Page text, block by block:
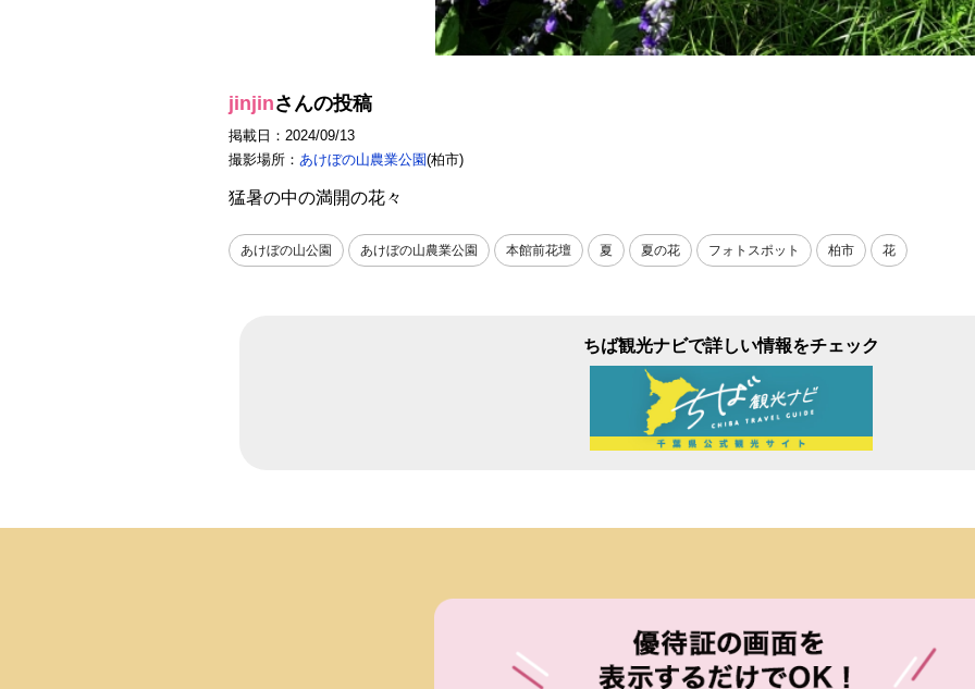
jinjinさんの投稿
掲載日：2024/09/13
撮影場所： あけぼの山農業公園(柏市)
猛暑の中の満開の花々
あけぼの山公園 あけぼの山農業公園 本館前花壇 夏 夏の花 フォトスポット 柏市 花
ちば観光ナビで詳しい情報をチェック